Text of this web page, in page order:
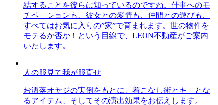
結することを彼らは知っているのですね。仕事へのモ
チベーションも、彼女との愛情も、仲間との遊びも、
すべてはお気に入りの”家”で育まれます。世の物件を
モテるか否か！という目線で、LEON不動産がご案内
いたします。
人の服見て我が服直せ
お洒落オヤジの実例をもとに、着こなし術とキーとな
るアイテム、そしてその演出効果をお伝えします。